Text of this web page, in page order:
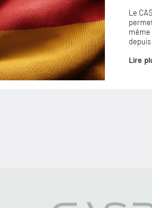
Le
même
Lire